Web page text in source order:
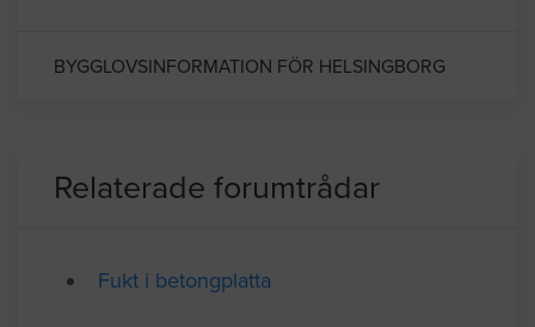
hälsa.
Relaterade forumtrådar